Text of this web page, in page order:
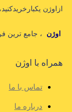
ازاوژن
اوژن ، جامع ترین
همراه با اوژن
تماس با ما
درباره ما